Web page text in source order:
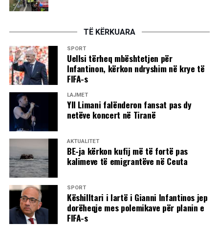
TË KËRKUARA
SPORT
Uellsi tërheq mbështetjen për
Infantinon, kërkon ndryshim në krye të
FIFA-s
LAJMET
Yll Limani falënderon fansat pas dy
netëve koncert në Tiranë
AKTUALITET
BE-ja kërkon kufij më të fortë pas
kalimeve të emigrantëve në Ceuta
SPORT
Këshilltari i lartë i Gianni Infantinos jep
dorëheqje mes polemikave për planin e
FIFA-s